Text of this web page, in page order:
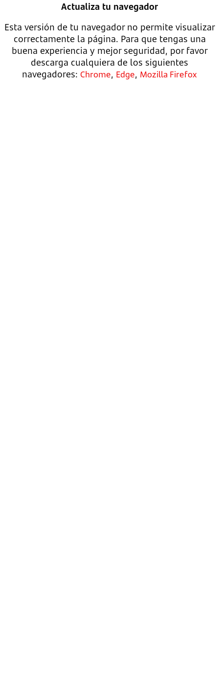
Actualiza tu navegador
Esta versión de tu navegador no permite visualizar
correctamente la página. Para que tengas una
buena experiencia y mejor seguridad, por favor
descarga cualquiera de los siguientes
navegadores: Chrome, Edge, Mozilla Firefox